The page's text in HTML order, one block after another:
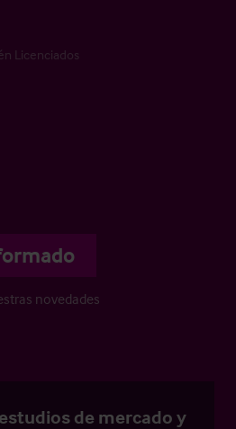
Licenciados
novedades
de mercado y